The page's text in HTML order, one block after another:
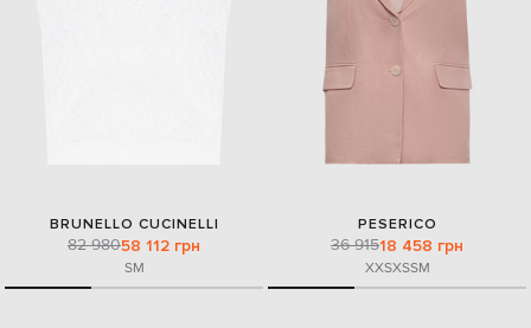
BRUNELLO CUCINELLI
82 98058 112 грн
SM
PESERICO
36 91518 458 грн
XXSXSSM